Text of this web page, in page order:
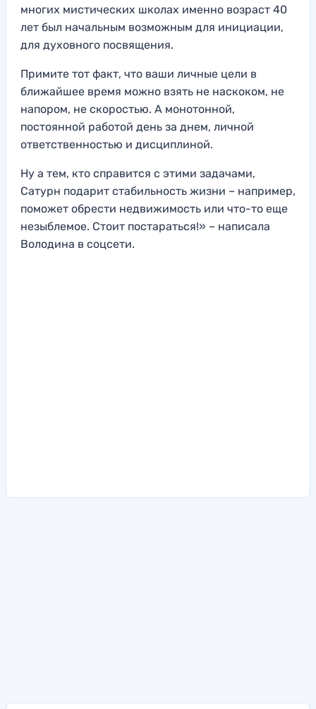
многих мистических школах именно возраст 40
лет был начальным возможным для инициации,
для духовного посвящения.
Примите тот факт, что ваши личные цели в
ближайшее время можно взять не наскоком, не
напором, не скоростью. А монотонной,
постоянной работой день за днем, личной
ответственностью и дисциплиной.
Ну а тем, кто справится с этими задачами,
Сатурн подарит стабильность жизни – например,
поможет обрести недвижимость или что-то еще
незыблемое. Стоит постараться!» – написала
Володина в соцсети.